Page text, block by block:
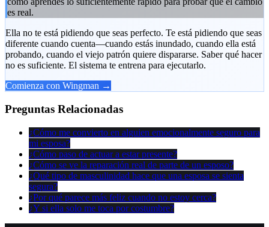
es real.
Ella no te está pidiendo que seas perfecto. Te está pidiendo que seas
diferente cuando cuenta—cuando estás inundado, cuando ella está
probando, cuando el viejo patrón quiere dispararse. Saber qué hacer
no es suficiente. El sistema te entrena para ejecutarlo.
Comienza con Wingman →
Preguntas Relacionadas
¿Cómo me convierto en alguien emocionalmente seguro para
mi esposa?
¿Cómo paso de actuar a estar presente?
¿Cómo se ve la reparación real de parte de un esposo?
¿Qué tipo de masculinidad hace que una esposa se sienta
segura?
¿Por qué parece más feliz cuando no estoy cerca?
¿Y si ella solo me toca por costumbre?